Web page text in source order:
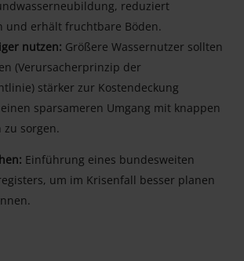
reduziert
und erhält fruchtbare Böden.
nutzen: Größere Wassernutzer sollten
(Verursacherprinzip der
stärker zur Kostendeckung
sparsameren Umgang mit knappen
zu sorgen.
Einführung eines bundesweiten
um im Krisenfall besser planen